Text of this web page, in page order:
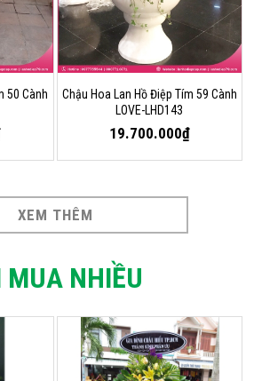
50 Cành
Chậu Hoa Lan Hồ Điệp Tím 59 Cành
LOVE-LHD143
19.700.000₫
XEM THÊM
NHIỀU